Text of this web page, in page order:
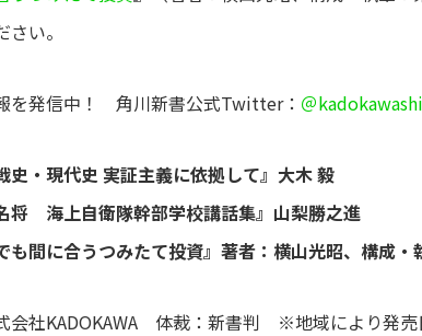
い。
を発信中！ 角川新書公式Twitter： ＠
史・現代史 実証主義に依拠して』大木 毅
将 海上自衛隊幹部学校講話集』山梨勝之進
も間に合うつみたて投資』著者：横山光昭、構成
会社KADOKAWA 体裁：新書判 ※地域により発売